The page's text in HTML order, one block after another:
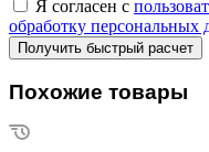
Я согласен с
обработку персональных
Похожие товары